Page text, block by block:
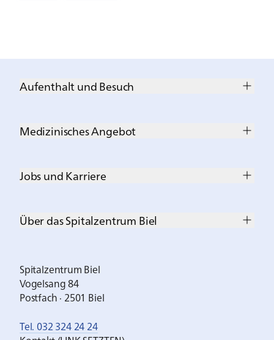
Aufenthalt und Besuch
Medizinisches Angebot
Jobs und Karriere
Über das Spitalzentrum Biel
Spitalzentrum Biel
Vogelsang 84
Postfach · 2501 Biel
Tel. 032 324 24 24